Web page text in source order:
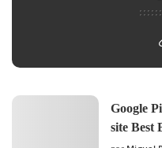
Google
site Best